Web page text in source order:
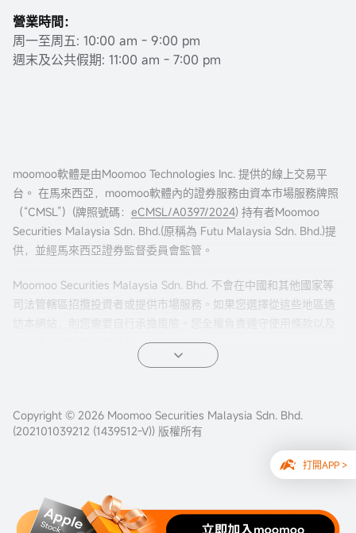
打開APP >
營業時間：
周一至周五: 10:00 am - 9:00 pm
週末及公共假期: 11:00 am - 7:00 pm
moomoo軟體是由Moomoo Technologies Inc. 提供的線上交易平
台。 在馬來西亞，moomoo軟體內的證券服務由資本市場服務牌照
（“CMSL”）(牌照號碼： eCMSL/A0397/2024) 持有者Moomoo
Securities Malaysia Sdn. Bhd.(原稱為 Futu Malaysia Sdn. Bhd.)提
供，並經馬來西亞證券監督委員會監管。
Moomoo Securities Malaysia Sdn. Bhd. 不會在中國和其他國家等
司法管轄區招攬投資者或提供市場服務。如果您選擇從這些地區造
任何適用的當地法律法規。
Copyright © 2026 Moomoo Securities Malaysia Sdn. Bhd.
(202101039212 (1439512-V)) 版權所有